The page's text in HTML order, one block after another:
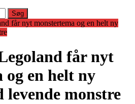
får nyt monstertema og en helt ny
får nyt
og en helt ny
monstre